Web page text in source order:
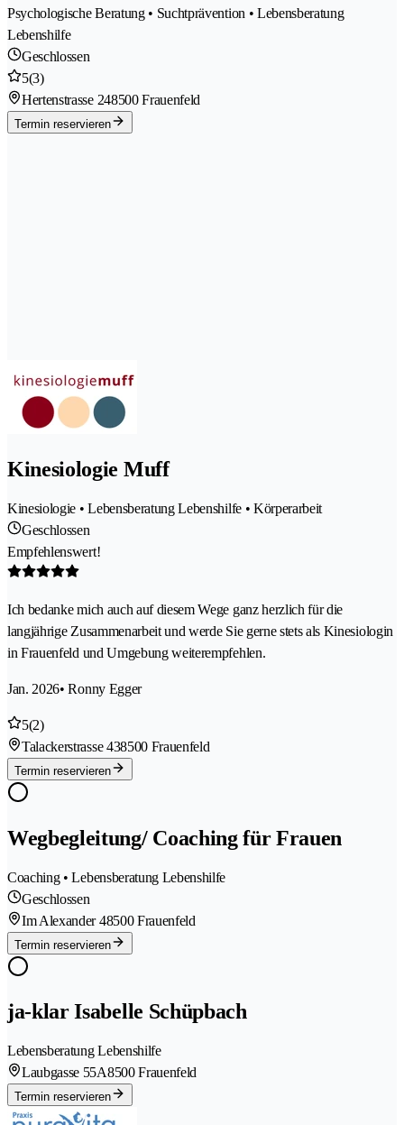
Psychologische Beratung • Suchtprävention • Lebensberatung
Lebenshilfe
Geschlossen
5(3)
Hertenstrasse 248500 Frauenfeld
Termin reservieren
Kinesiologie Muff
Kinesiologie • Lebensberatung Lebenshilfe • Körperarbeit
Geschlossen
Empfehlenswert!
Ich bedanke mich auch auf diesem Wege ganz herzlich für die
langjährige Zusammenarbeit und werde Sie gerne stets als Kinesiologin
in Frauenfeld und Umgebung weiterempfehlen.
Jan. 2026• Ronny Egger
5(2)
Talackerstrasse 438500 Frauenfeld
Termin reservieren
Wegbegleitung/ Coaching für Frauen
Coaching • Lebensberatung Lebenshilfe
Geschlossen
Im Alexander 48500 Frauenfeld
Termin reservieren
ja-klar Isabelle Schüpbach
Lebensberatung Lebenshilfe
Laubgasse 55A8500 Frauenfeld
Termin reservieren